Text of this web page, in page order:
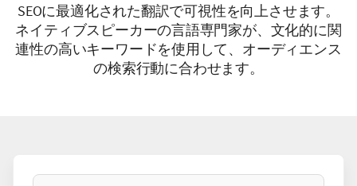
SEOに最適化された翻訳で可視性を向上させます。
ネイティブスピーカーの言語専門家が、文化的に関
連性の高いキーワードを使用して、オーディエンス
の検索行動に合わせます。